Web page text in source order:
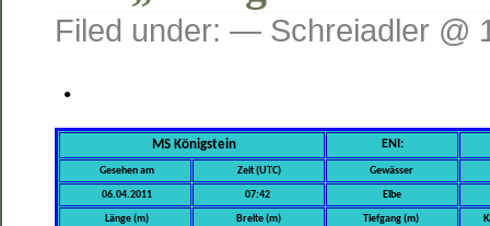
Filed under: — Schreiadler @
.
MS Königstein ENI:
Gesehen am Zeit (UTC)
Gewässer
06.04.2011
07:42
Elbe
Länge (m)
Breite (m) Tiefgang (m)